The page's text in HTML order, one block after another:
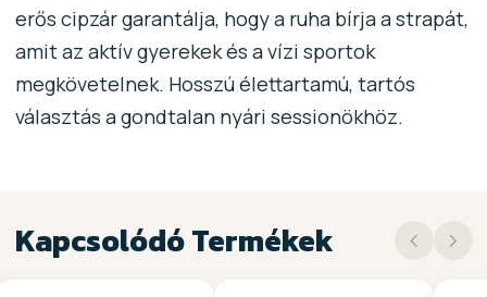
erős cipzár garantálja, hogy a ruha bírja a strapát,
amit az aktív gyerekek és a vízi sportok
megkövetelnek. Hosszú élettartamú, tartós
választás a gondtalan nyári sessionökhöz.
Kapcsolódó Termékek